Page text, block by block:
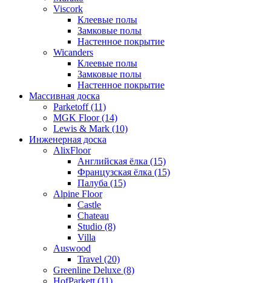
Viscork
Клеевые полы
Замковые полы
Настенное покрытие
Wicanders
Клеевые полы
Замковые полы
Настенное покрытие
Массивная доска
Parketoff (11)
MGK Floor (14)
Lewis & Mark (10)
Инженерная доска
AlixFloor
Английская ёлка (15)
Французская ёлка (15)
Палуба (15)
Alpine Floor
Castle
Chateau
Studio (8)
Villa
Auswood
Travel (20)
Greenline Deluxe (8)
HofParkett (11)